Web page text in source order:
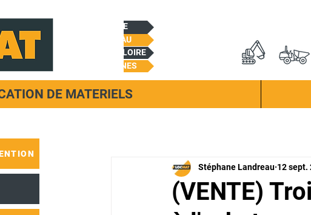
CHEMILLE
BEAUPREAU
CHALONNES/LOIRE
TREMENTINES
DE MATERIELS
(VENTE)
Stéphane Landreau 12 sept.